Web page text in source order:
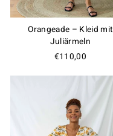
Orangeade – Kleid mit
Juliärmeln
€110,00